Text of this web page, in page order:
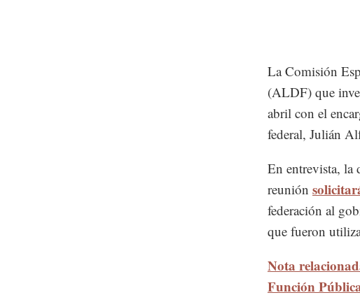
La Comisión
(ALDF) que
abril con el
federal, Julián
En entrevista, la
reunión
federación al
que fueron
Nota
Función